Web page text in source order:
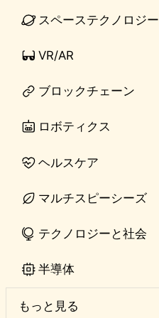
スペーステクノロジー
VR/AR
ブロックチェーン
ロボティクス
ヘルスケア
マルチスピーシーズ
テクノロジーと社会
半導体
もっと見る